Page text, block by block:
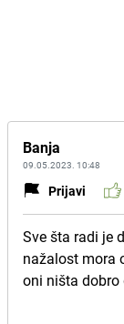
Banja
09.05.2023. 10:48
Prijavi
Sve šta radi je
nažalost mora
oni ništa dobro